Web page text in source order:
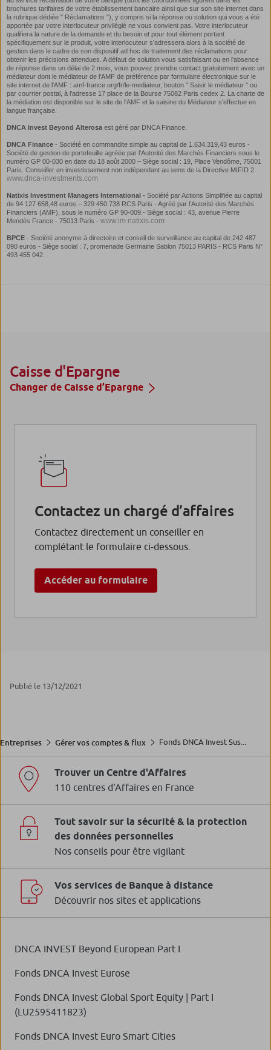
Caisse d'Epargne
Changer de Caisse d’Epargne
Contactez un chargé d’affaires
Contactez directement un conseiller en
complétant le formulaire ci-dessous.
Accéder au formulaire
Publié le 13/12/2021
Entreprises Gérer vos comptes & flux Fonds DNCA Invest Sus...
Trouver un Centre d'Affaires
110 centres d'Affaires en France
Tout savoir sur la sécurité & la protection
des données personnelles
Nos conseils pour être vigilant
Vos services de Banque à distance
Découvrir nos sites et applications
DNCA INVEST Beyond European Part I
Fonds DNCA Invest Eurose
Fonds DNCA Invest Global Sport Equity | Part I
(LU2595411823)
Fonds DNCA Invest Euro Smart Cities